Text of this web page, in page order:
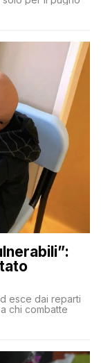
esce dai reparti
chi combatte